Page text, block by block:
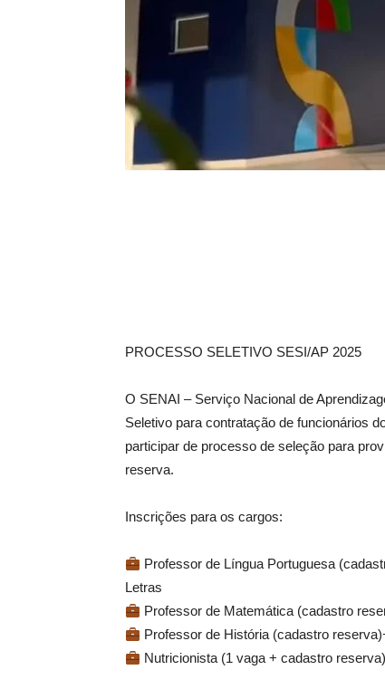
PROCESSO SELETIVO SESI/AP 2025
O SENAI – Serviço Nacional de
Seletivo para contratação de funcionários
participar de processo de seleção para
reserva.
Inscrições para os cargos:
Professor de Língua Portuguesa
Letras
Professor de Matemática (cadastro
Professor de História (cadastro
Nutricionista (1 vaga + cadastro